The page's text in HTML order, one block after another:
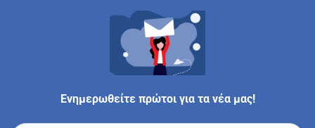
Ενημερωθείτε πρώτοι για τα νέα μας!